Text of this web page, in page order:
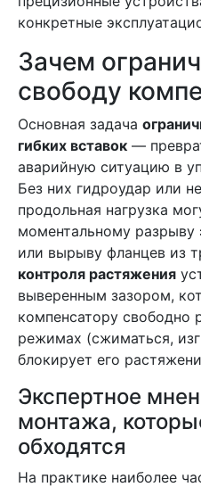
конкретные
Зачем
свободу
Основная задача
гибких вставок —
аварийную ситуацию в
Без них гидроудар или
продольная нагрузка
моментальному разрыву
или вырыву фланцев из
контроля растяжения
выверенным зазором,
компенсатору свободно
режимах (сжиматься,
блокирует его
Экспертное
монтажа,
обходятся
На практике наиболее